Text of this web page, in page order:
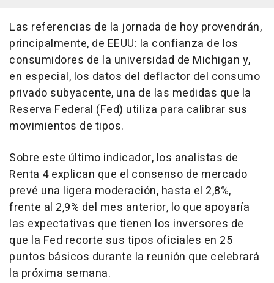
Las referencias de la jornada de hoy provendrán,
principalmente, de EEUU: la confianza de los
consumidores de la universidad de Michigan y,
en especial, los datos del deflactor del consumo
privado subyacente, una de las medidas que la
Reserva Federal (Fed) utiliza para calibrar sus
movimientos de tipos.
Sobre este último indicador, los analistas de
Renta 4 explican que el consenso de mercado
prevé una ligera moderación, hasta el 2,8%,
frente al 2,9% del mes anterior, lo que apoyaría
las expectativas que tienen los inversores de
que la Fed recorte sus tipos oficiales en 25
puntos básicos durante la reunión que celebrará
la próxima semana.